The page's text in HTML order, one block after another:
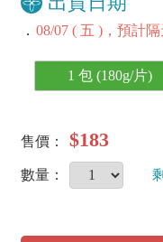
． 08/07 ( 五 )，預計
1 包 (180g/片)
售價： $183
數量：